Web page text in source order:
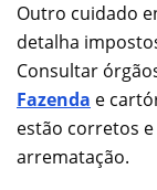
Outro cuidado
detalha
Consultar
Fazenda e
estão corretos
arrematação.